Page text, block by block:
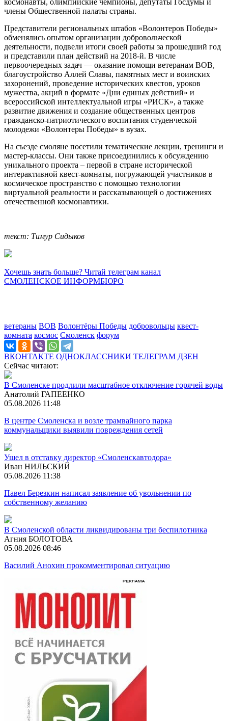
члены Общественной палаты страны.
Представители региональных штабов «Волонтеров Победы»
обменялись опытом организации добровольческой
деятельности, подвели итоги своей работы за прошедший год
и представили план действий на 2018-й. В числе
первоочередных задач — оказание помощи ветеранам ВОВ,
благоустройство Аллей Славы, памятных мест и воинских
захоронений, проведение исторических квестов, уроков
мужества, акций в формате «Дни единых действий» и
всероссийской интеллектуальной игры «РИСК», а также
развитие движения и создание общественных центров
гражданско-патриотического воспитания студенческой
молодежи «Волонтеры Победы» в вузах.
На съезде смоляне посетили тематические лекции, тренинги и
мастер-классы. Они также присоединились к обсуждению
уникального проекта – первой в стране исторической
интерактивной квест-комнаты, погружающей участников в
космическое пространство с помощью технологии
виртуальной реальности и рассказывающей о достижениях
отечественной космонавтики.
текст: Тимур Сидыков
Хочешь знать больше? Читай телеграм канал
СМОЛЕНСКОЕ ИНФОРМБЮРО
ветераны ВОВ Волонтёры Победы добровольцы квест-
комната космос Смоленск форум
ВКОНТАКТЕ ОДНОКЛАССНИКИ ТЕЛЕГРАМ ДЗЕН
Сейчас читают:
В Смоленске продлили масштабное отключение горячей воды
Анатолий ГАПЕЕНКО
05.08.2026 11:48
В центре Смоленска и возле трамвайного парка
коммунальщики выявили повреждения сетей
Ушел в отставку директор «Смоленскавтодора»
Иван НИЛЬСКИЙ
05.08.2026 11:38
Павел Березкин написал заявление об увольнении по
собственному желанию
В Смоленской области ликвидированы три беспилотника
Агния БОЛОТОВА
05.08.2026 08:46
Василий Анохин прокомментировал ситуацию